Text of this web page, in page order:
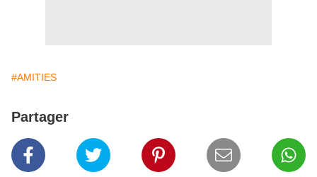
#AMITIES
Partager